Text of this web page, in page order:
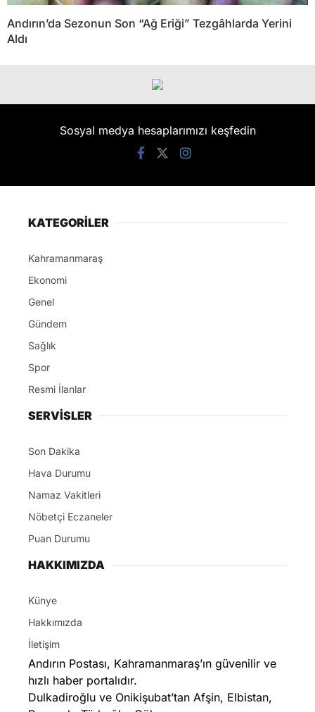
Andırın’da Sezonun Son “Ağ Eriği” Tezgâhlarda Yerini
Aldı
Sosyal medya hesaplarımızı keşfedin
KATEGORİLER
Kahramanmaraş
Ekonomi
Genel
Gündem
Sağlık
Spor
Resmi İlanlar
SERVİSLER
Son Dakika
Hava Durumu
Namaz Vakitleri
Nöbetçi Eczaneler
Puan Durumu
HAKKIMIZDA
Künye
Hakkımızda
İletişim
Andırın Postası, Kahramanmaraş’ın güvenilir ve
hızlı haber portalıdır.
Dulkadiroğlu ve Onikişubat’tan Afşin, Elbistan,